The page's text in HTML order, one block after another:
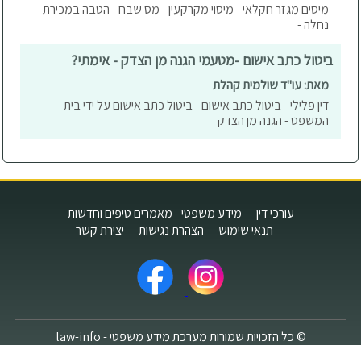
מיסים מגזר חקלאי - מיסוי מקרקעין - מס שבח - הטבה במכירת
נחלה -
ביטול כתב אישום -מטעמי הגנה מן הצדק - אימתי?
מאת: עו"ד שולמית קהלת
דין פלילי - ביטול כתב אישום - ביטול כתב אישום על ידי בית
המשפט - הגנה מן הצדק
עורכי דין
מידע משפטי - מאמרים טיפים וחדשות
תנאי שימוש
הצהרת נגישות יצירת קשר
© כל הזכויות שמורות מערכת מידע משפטי - law-info